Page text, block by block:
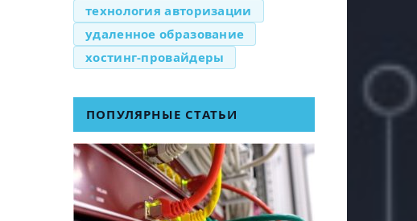
технология авторизации
удаленное образование
хостинг-провайдеры
ПОПУЛЯРНЫЕ СТАТЬИ